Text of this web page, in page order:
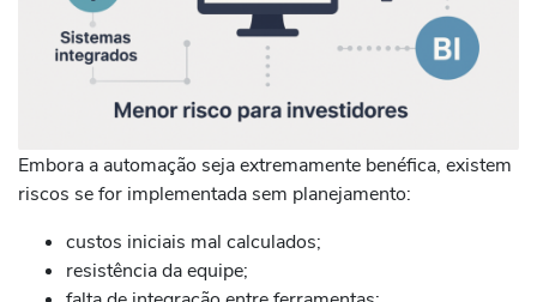
Embora a automação seja extremamente benéfica, existem
riscos se for implementada sem planejamento:
custos iniciais mal calculados;
resistência da equipe;